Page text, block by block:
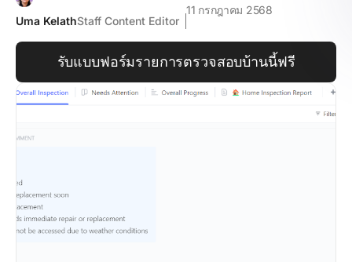
Uma KelathStaff Content Editor
11 กรกฎาคม 2568
รับแบบฟอร์มรายการตรวจสอบบ้านนี้ฟรี